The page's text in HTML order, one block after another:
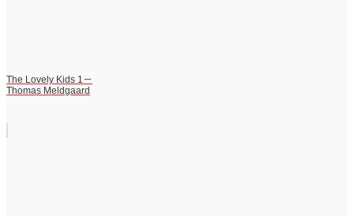
The Lovely Kids 1－
Thomas Meldgaard